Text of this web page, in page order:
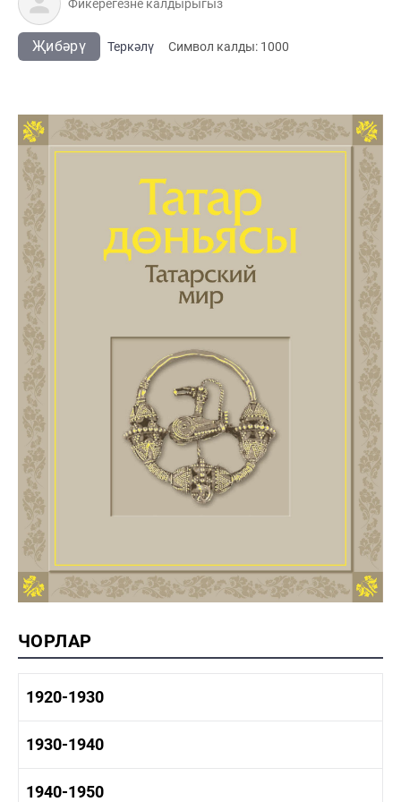
Җибәрү Теркәлү Cимвол калды: 1000
ЧОРЛАР
1920-1930
1920-1930 тарих
1920-1930 мәдәният
1930-1940
1930-1940 тарих
1940-1950